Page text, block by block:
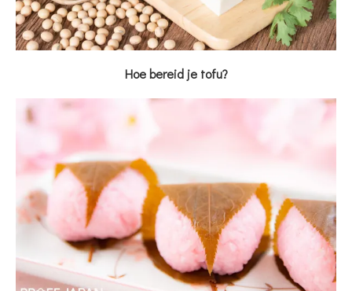
Hoe bereid je tofu?